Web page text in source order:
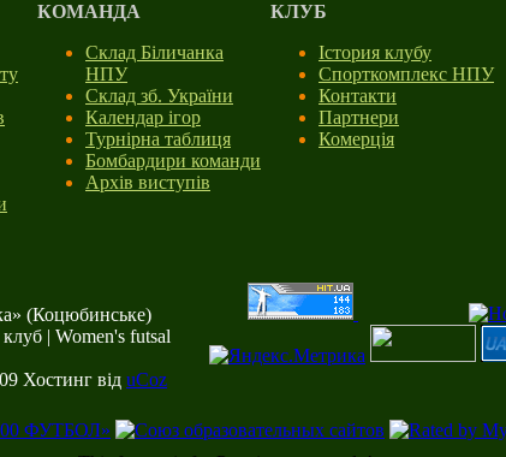
КОМАНДА
Склад Біличанка
НПУ
Склад зб. України
Календар ігор
Турнірна таблиця
Бомбардири команди
Архів виступів
КЛУБ
Істория клубу
Спорткомплекс НПУ
Контакти
Партнери
Комерція
(Коцюбинське)
| Women's futsal
Хостинг від uCoz